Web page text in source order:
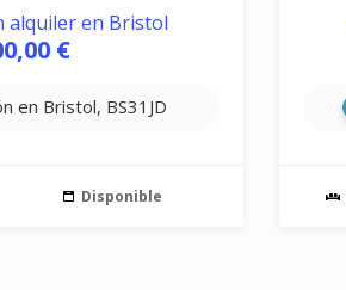
alquiler en Bristol
€
en Bristol, BS31JD
Disponible